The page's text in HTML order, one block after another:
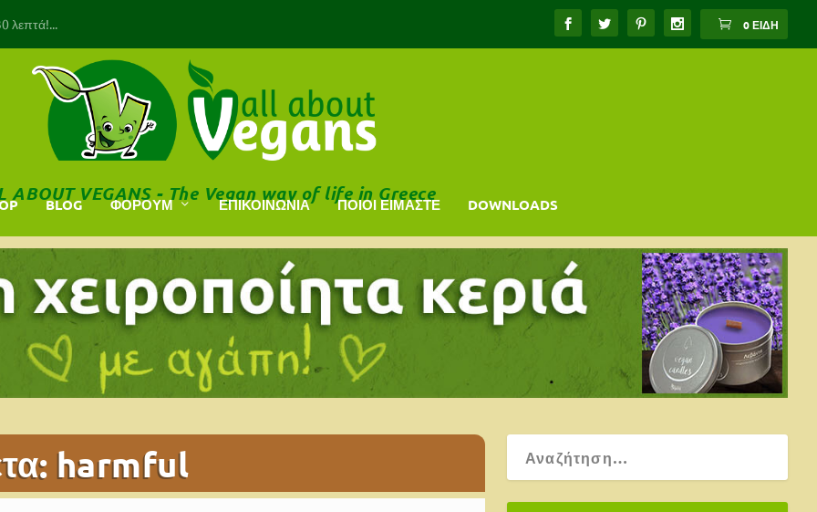
λεπτά!... 0 ΕΊΔΗ
BLOG ΦΟΡΟΥΜ ΕΠΙΚΟΙΝΩΝΙΑ ΠΟΙΟΙ ΕΙΜΑΣΤΕ DOWNLOADS
ABOUT VEGANS - The Vegan way of life in Greece
harmful